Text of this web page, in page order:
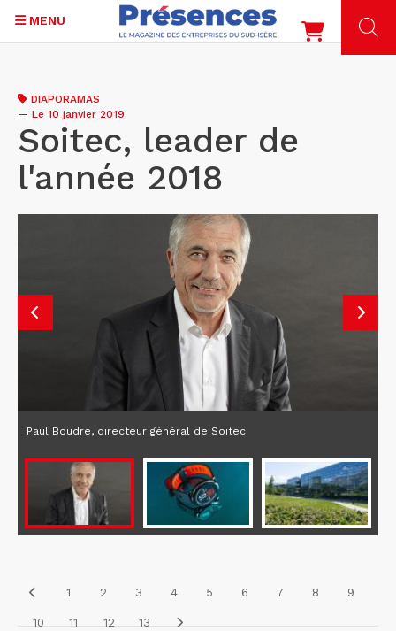
contenu
principal
MENU
DIAPORAMAS
— Le 10 janvier 2019
Soitec, leader de
l'année 2018
Paul Boudre, directeur général de Soitec
1 2 3 4 5 6 7 8 9
10 11 12 13